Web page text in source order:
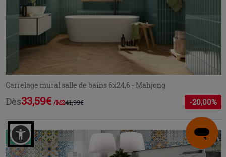
Carrelage mural salle de bains 6x24,6 - Mahjong
Dès33,59€ /M241,99€ -20,00%
OUTLET